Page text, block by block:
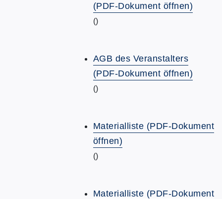
(PDF-Dokument öffnen)
()
AGB des Veranstalters
(PDF-Dokument öffnen)
()
Materialliste (PDF-Dokument
öffnen)
()
Materialliste (PDF-Dokument